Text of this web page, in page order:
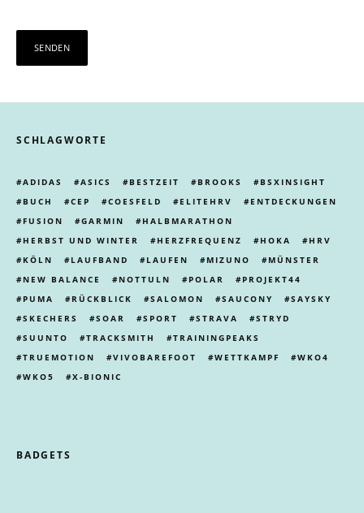
SCHLAGWORTE
ADIDAS ASICS BESTZEIT BROOKS
BSXINSIGHT
BUCH
CEP COESFELD ELITEHRV
ENTDECKUNGEN
FUSION
GARMIN
HALBMARATHON
HERBST UND WINTER
HERZFREQUENZ HOKA
HRV
KÖLN
LAUFBAND LAUFEN MIZUNO
MÜNSTER
NEW BALANCE
NOTTULN POLAR
PROJEKT44
PUMA
RÜCKBLICK SALOMON SAUCONY
SAYSKY
SKECHERS
SOAR SPORT STRAVA
STRYD
SUUNTO
TRACKSMITH
TRAININGPEAKS
TRUEMOTION
VIVOBAREFOOT WETTKAMPF
WKO4
WKO5
X-BIONIC
BADGETS